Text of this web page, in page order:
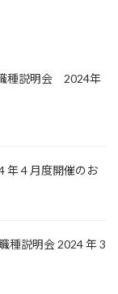
種説明会 2024年
年 4 月度開催のお
種説明会 2024 年 3